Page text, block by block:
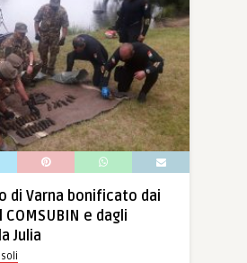
di Varna bonificato dai
e dagli
Julia